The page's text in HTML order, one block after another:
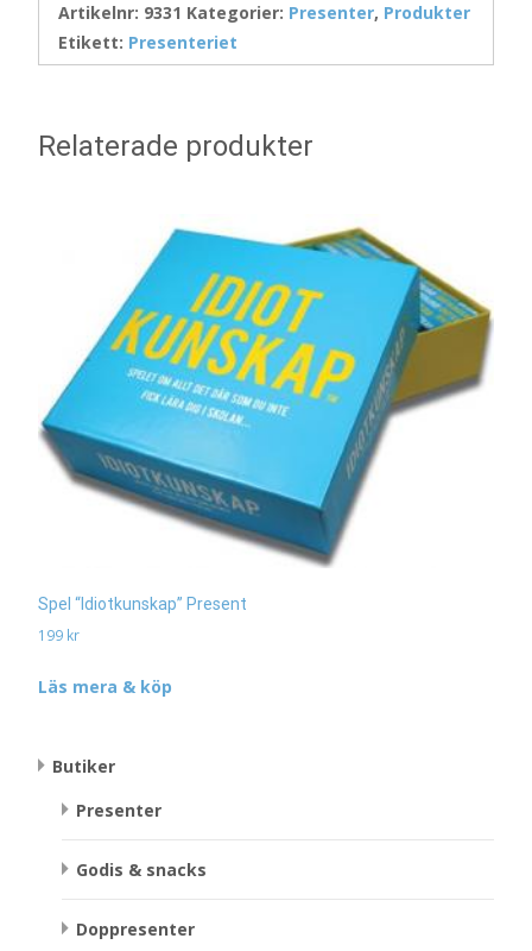
Artikelnr: 9331 Kategorier: Presenter, Produkter
Etikett: Presenteriet
Relaterade produkter
Spel “Idiotkunskap” Present
199 kr
Läs mera & köp
Butiker
Presenter
Godis & snacks
Doppresenter